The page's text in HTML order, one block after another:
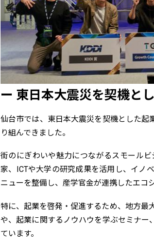
東日本大震災を契機と
仙台市では、東日本大震災を契機とした
り組んできました。
街のにぎわいや魅力につながるスモール
家、ICTや大学の研究成果を活用し、イノ
ニューを整備し、産学官金が連携したエコ
特に、起業を啓発・促進するため、地方最
や、起業に関するノウハウを学ぶセミナー
ています。